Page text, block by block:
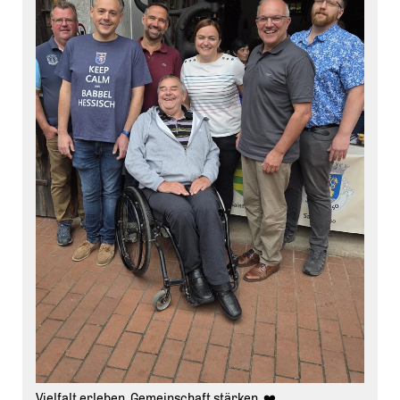
Diese Entscheidung ist eine gute Nachricht für die
Anwohnerinnen und Anwohner der Wilhelm-Liebknecht-
Straße. Gleichzeitig ist sie auch eine gute Nachricht für
die Menschen, die künftig an einem anderen Ort
untergebracht werden. Auch dort braucht es weiterhin
Unterstützung und Begleitung, damit Integration
gelingen kann.
Unser Dank gilt allen, die an dieser Lösung mitgewirkt
haben ? der Stadtverwaltung, den beteiligten Behörden,
den sozialen Trägern sowie allen, die den Dialog gesucht
und konstruktiv an einer Lösung gearbeitet haben.
Für uns als CDU Groß-Umstadt zeigt dieser Weg: Politik
ist dann erfolgreich, wenn sie zuhört, Verantwortung
übernimmt und gemeinsam mit den Menschen nach
praktikablen Lösungen sucht. Genau diesen Weg werden
wir auch künftig weitergehen.
Es geht UM deine STADT. Groß-UM-Stadt.
# CDUGroßUmstadt # Gro
ßUmstadt
WilhelmLiebknechtStraße
#GemeinsamF ürGroßUmstadt #
Kommunalpolitik
Miteinander Verantwortung EsGehtUMDeineSTADT